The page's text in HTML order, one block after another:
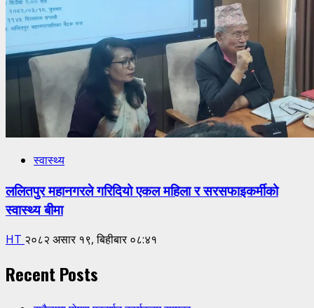
स्वास्थ्य
ललितपुर महानगरले गरिदियो एकल महिला र सरसफाइकर्मीको
स्वास्थ्य बीमा
HT २०८२ असार १९, बिहीबार ०८:४१
Recent Posts